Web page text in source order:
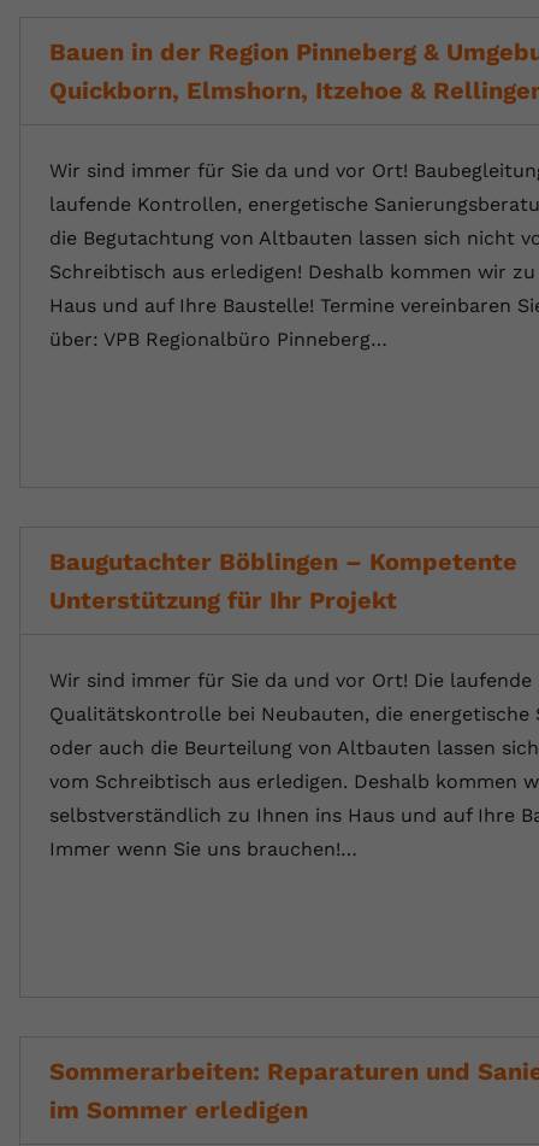
Bauen in der Region Pinneberg &
Quickborn, Elmshorn, Itzehoe &
Wir sind immer für Sie da und vor Ort!
laufende Kontrollen, energetische
die Begutachtung von Altbauten lassen sich nicht
Schreibtisch aus erledigen! Deshalb kommen wir
Haus und auf Ihre Baustelle! Termine vereinbaren
über: VPB Regionalbüro Pinneberg…
Baugutachter Böblingen – Kompetente
Unterstützung für Ihr Projekt
Wir sind immer für Sie da und vor Ort! Die laufende
Qualitätskontrolle bei Neubauten, die energetische
oder auch die Beurteilung von Altbauten lassen
vom Schreibtisch aus erledigen. Deshalb kommen
selbstverständlich zu Ihnen ins Haus und auf Ihre
Immer wenn Sie uns brauchen!…
Sommerarbeiten: Reparaturen und
im Sommer erledigen